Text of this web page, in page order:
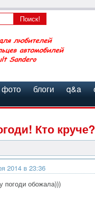
фото блоги q&a
Кто круче?
2014 в 23:36
погоди обожала)))